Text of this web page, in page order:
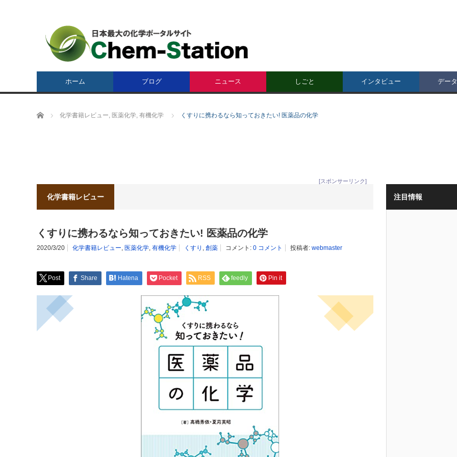
ホーム ブログ ニュース しごと インタビュー デー
ホーム 化学書籍レビュー, 医薬化学, 有機化学 くすりに携わるなら知っておきたい! 医薬品の化学
[スポンサーリンク]
化学書籍レビュー
くすりに携わるなら知っておきたい! 医薬品の化学
2020/3/20 化学書籍レビュー, 医薬化学, 有機化学 くすり , 創薬 コメント: 0 コメント 投稿者: webmaster
Post Share Hatena Pocket RSS feedly Pin it
注目情報